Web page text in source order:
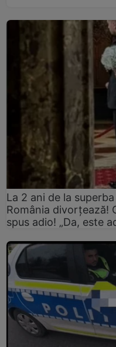
La 2 ani de la
România divorțează!
spus adio! „Da, este